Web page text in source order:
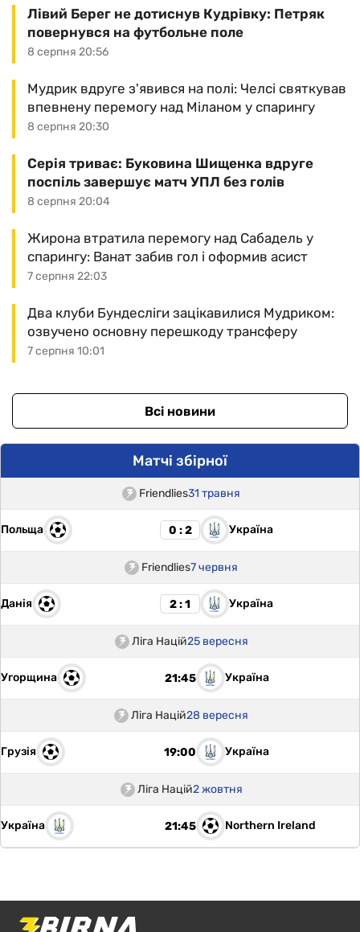
8 серпня 20:56
Лівий Берег не дотиснув Кудрівку: Петряк
повернувся на футбольне поле
8 серпня 20:30
Мудрик вдруге з'явився на полі: Челсі святкував
впевнену перемогу над Міланом у спарингу
8 серпня 20:04
Серія триває: Буковина Шищенка вдруге
поспіль завершує матч УПЛ без голів
7 серпня 22:03
Жирона втратила перемогу над Сабадель у
спарингу: Ванат забив гол і оформив асист
7 серпня 10:01
Два клуби Бундесліги зацікавилися Мудриком:
озвучено основну перешкоду трансферу
Всі новини
Матчі збірної
Friendlies31 травня
Польща 0 : 2 Україна
Friendlies7 червня
Данія 2 : 1 Україна
Ліга Націй25 вересня
Угорщина 21:45 Україна
Ліга Націй28 вересня
Грузія 19:00 Україна
Ліга Націй2 жовтня
Україна 21:45 Northern Ireland